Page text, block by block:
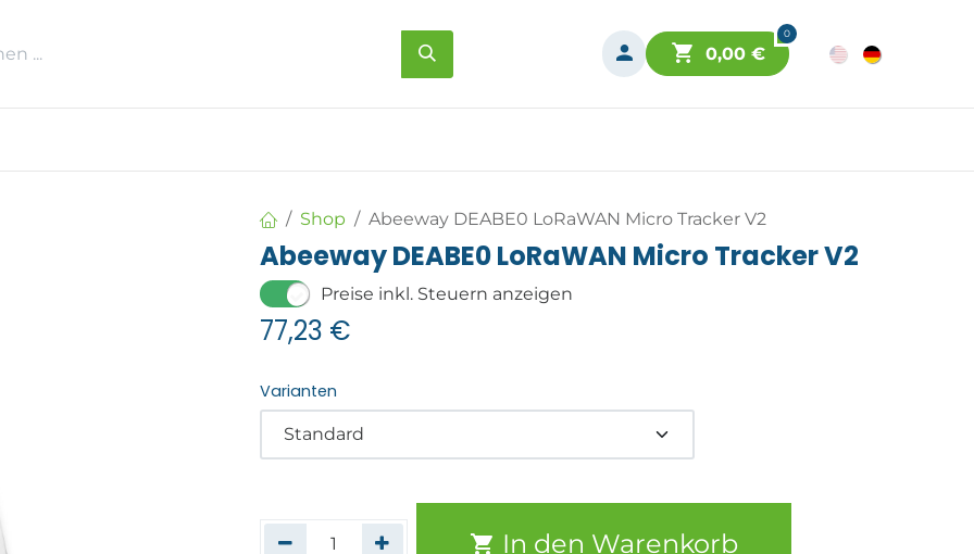
0
0,00€
Shop Abeeway DEABE0 LoRaWAN Micro Tracker V2
Abeeway DEABE0 LoRaWAN Micro Tracker V2
Preise inkl. Steuern anzeigen
77,23 €
Varianten
In den Warenkorb